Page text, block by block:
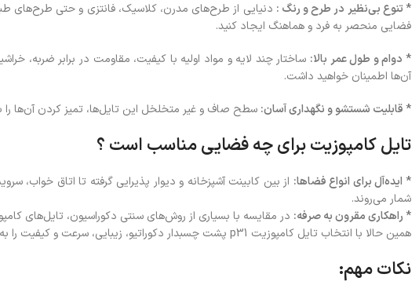
* تنوع بی‌نظیر در طرح و رنگ : دنیایی از طرح‌های مدرن، کلاسیک، فانتزی و حتی طرح‌های
فضایی منحصر به‌ فرد و هماهنگ ایجاد کنید.
* دوام و طول عمر بالا:
آن‌ها اطمینان خواهید داشت.
* قابلیت شستشو و نگهداری آسان: سطح صاف و غیر متخلخل این تایل‌ها، تمیز کردن آن‌ها را
تایل کامپوزیت برای چه فضایی مناسب است ؟
* ایده‌آل برای انواع فضاها: از بین کابینت آشپزخانه و دیوار پذیرایی گرفته تا اتاق
شمار می‌روند.
* راهکاری مقرون به صرفه: در مقایسه با بسیاری از روش‌های سنتی دکوراسیون، تایل‌های
همین حالا با انتخاب تایل کامپوزیت p31 پشت چسبدار دکوراتیو، زیبایی، سرعت و کیفیت را به فضای خود هدیه دهید!
نکات مهم: